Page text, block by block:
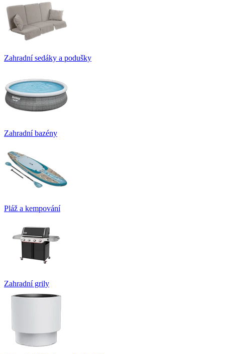
Zahradní sedáky a podušky
Zahradní bazény
Pláž a kempování
Zahradní grily